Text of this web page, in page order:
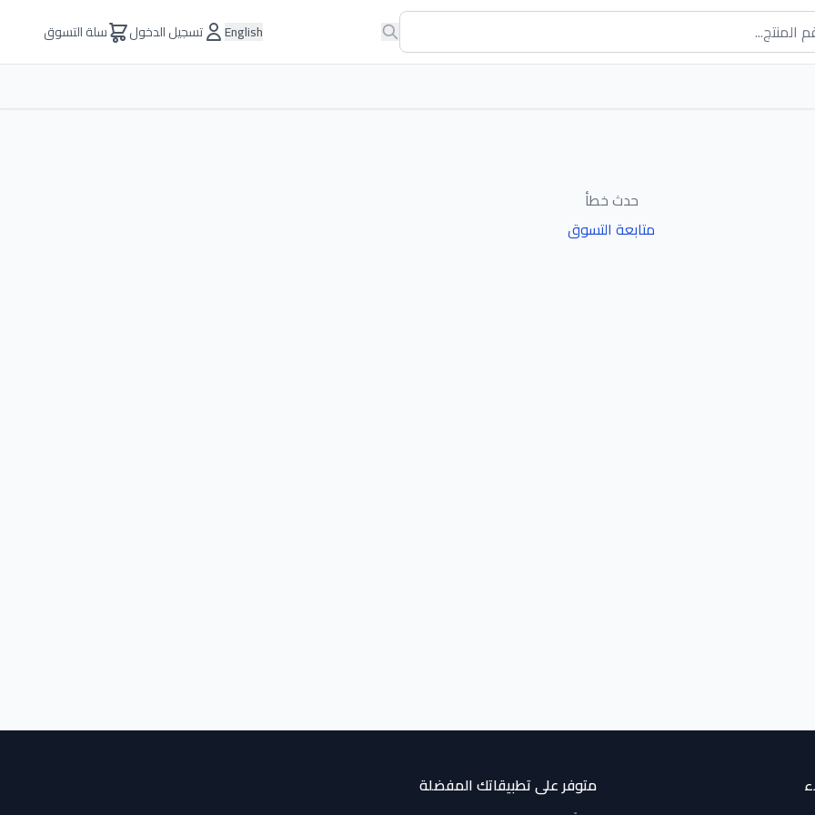
English تسجيل الدخول سلة التسوق
حدث خطأ
متابعة التسوق
متوفر على تطبيقاتك المفضلة